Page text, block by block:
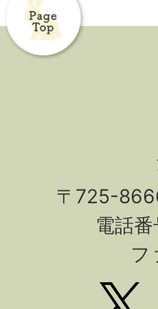
〒725-
電話
フ